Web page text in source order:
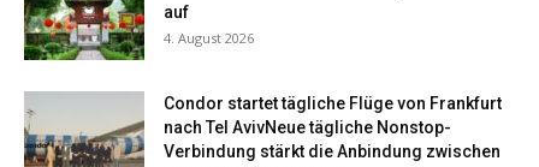
auf
4. August 2026
Condor startet tägliche Flüge von Frankfurt
nach Tel AvivNeue tägliche Nonstop-
Verbindung stärkt die Anbindung zwischen